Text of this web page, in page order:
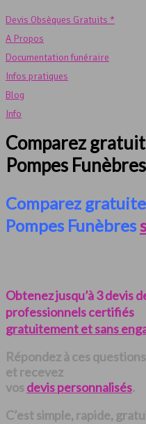
Devis Obsèques Gratuits *
A Propos
Documentation funéraire
Infos pratiques
Blog
Info
Comparez
Pompes
Comparez
Pompes Funèbres
Obtenez jusqu’à 3 devis
professionnels certifiés
gratuitement et sans
Répondez à ces
et recevez
vos devis personnalisés.
C’est simple, rapide,